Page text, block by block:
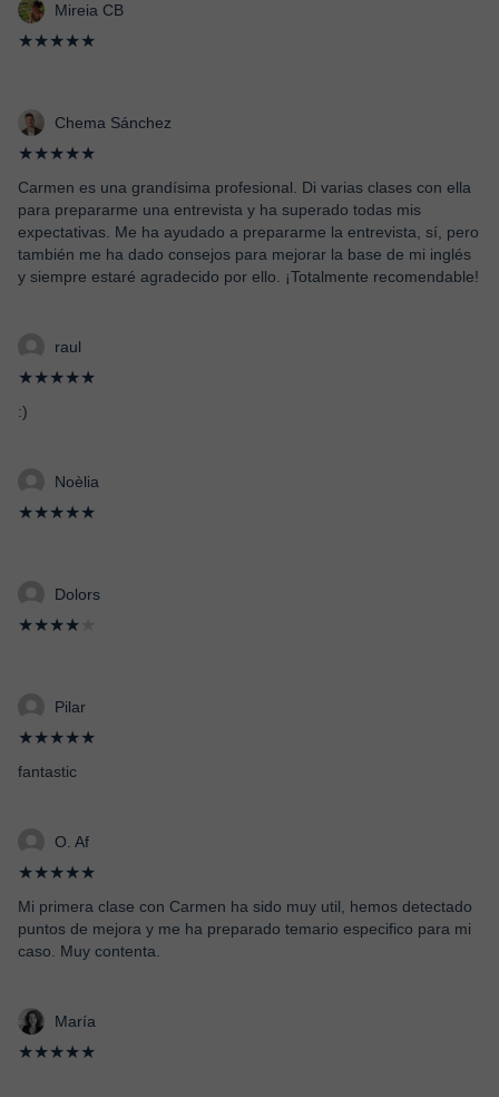
Mireia CB
★★★★★
Chema Sánchez
★★★★★
Carmen es una grandísima profesional. Di varias clases con ella
para prepararme una entrevista y ha superado todas mis
expectativas. Me ha ayudado a prepararme la entrevista, sí, pero
también me ha dado consejos para mejorar la base de mi inglés
y siempre estaré agradecido por ello. ¡Totalmente recomendable!
raul
★★★★★
:)
Noèlia
★★★★★
Dolors
★★★★
Pilar
★★★★★
fantastic
O. Af
★★★★★
Mi primera clase con Carmen ha sido muy util, hemos detectado
puntos de mejora y me ha preparado temario especifico para mi
caso. Muy contenta.
María
★★★★★